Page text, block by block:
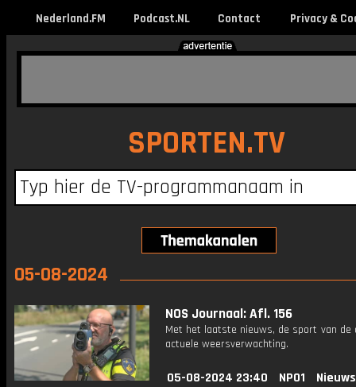
Nederland.FM Podcast.NL Contact Privacy &
SPORTEN.TV
05-08-2024
NOS Journaal: Afl. 156
Met het laatste nieuws, de sport van de
actuele weersverwachting.
05-08-2024 23:40 NPO1